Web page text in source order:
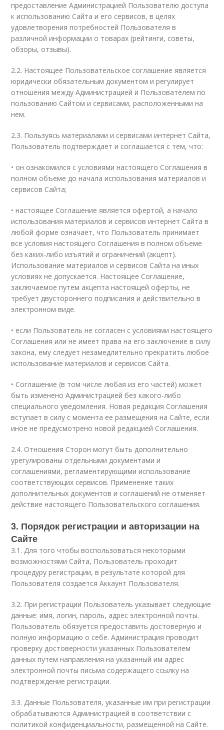
предоставление Администрацией Пользователю доступа
к использованию Сайта и его сервисов, в целях
удовлетворения потребностей Пользователя в
различной информации о товарах (рейтинги, советы,
обзоры, отзывы).
2.2. Настоящее Пользовательское соглашение является
юридически обязательным документом и регулирует
отношения между Администрацией и Пользователем по
пользованию Сайтом и сервисами, расположенными на
нем.
2.3. Пользуясь материалами и сервисами интернет Сайта,
Пользователь подтверждает и соглашается с тем, что:
• он ознакомился с условиями настоящего Соглашения в
полном объеме до начала использования материалов и
сервисов Сайта;
• настоящее Соглашение является офертой, а начало
использования материалов и сервисов интернет Сайта в
любой форме означает, что Пользователь принимает
все условия настоящего Соглашения в полном объеме
без каких-либо изъятий и ограничений (акцепт).
Использование материалов и сервисов Сайта на иных
условиях не допускается. Настоящее Соглашение,
заключаемое путем акцепта настоящей оферты, не
требует двустороннего подписания и действительно в
электронном виде.
• если Пользователь не согласен с условиями настоящего
Соглашения или не имеет права на его заключение в силу
закона, ему следует незамедлительно прекратить любое
использование материалов и сервисов Сайта.
• Соглашение (в том числе любая из его частей) может
быть изменено Администрацией без какого-либо
специального уведомления. Новая редакция Соглашения
вступает в силу с момента ее размещения на Сайте, если
иное не предусмотрено новой редакцией Соглашения.
2.4. Отношения Сторон могут быть дополнительно
урегулированы отдельными документами и
соглашениями, регламентирующими использование
соответствующих сервисов. Применение таких
дополнительных документов и соглашений не отменяет
действие настоящего Пользовательского соглашения.
3. Порядок регистрации и авторизации на
Сайте
3.1. Для того чтобы воспользоваться некоторыми
возможностями Сайта, Пользователь проходит
процедуру регистрации, в результате которой для
Пользователя создается Аккаунт Пользователя.
3.2. При регистрации Пользователь указывает следующие
данные: имя, логин, пароль, адрес электронной почты.
Пользователь обязуется предоставить достоверную и
полную информацию о себе. Администрация проводит
проверку достоверности указанных Пользователем
данных путем направления на указанный им адрес
электронной почты письма содержащего ссылку на
подтверждение регистрации.
3.3. Данные Пользователя, указанные им при регистрации
обрабатываются Администрацией в соответствии с
политикой конфиденциальности, размещенной на Сайте.